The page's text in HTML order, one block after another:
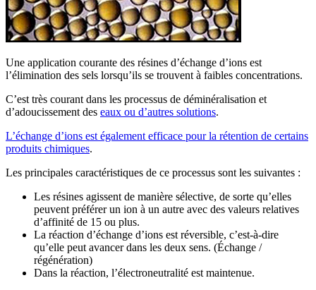
Une application courante des résines d’échange d’ions est
l’élimination des sels lorsqu’ils se trouvent à faibles concentrations.
C’est très courant dans les processus de déminéralisation et
d’adoucissement des eaux ou d’autres solutions.
L’échange d’ions est également efficace pour la rétention de certains
produits chimiques.
Les principales caractéristiques de ce processus sont les suivantes :
Les résines agissent de manière sélective, de sorte qu’elles
peuvent préférer un ion à un autre avec des valeurs relatives
d’affinité de 15 ou plus.
La réaction d’échange d’ions est réversible, c’est-à-dire
qu’elle peut avancer dans les deux sens. (Échange /
régénération)
Dans la réaction, l’électroneutralité est maintenue.